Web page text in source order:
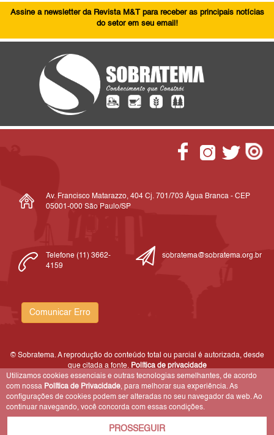
Assine a newsletter da Revista M&T para receber as principais notícias
do setor em seu email!
Av. Francisco Matarazzo, 404 Cj. 701/703 Água Branca - CEP
05001-000 São Paulo/SP
Telefone (11) 3662-
4159
sobratema@sobratema.org.br
Comunicar Erro
© Sobratema. A reprodução do conteúdo total ou parcial é autorizada, desde
que citada a fonte. Política de privacidade
Utilizamos cookies essenciais e outras tecnologias semelhantes, de acordo
com nossa Política de Privacidade, para melhorar sua experiência. As
configurações de cookies podem ser alteradas no seu navegador da web. Ao
continuar navegando, você concorda com essas condições.
PROSSEGUIR